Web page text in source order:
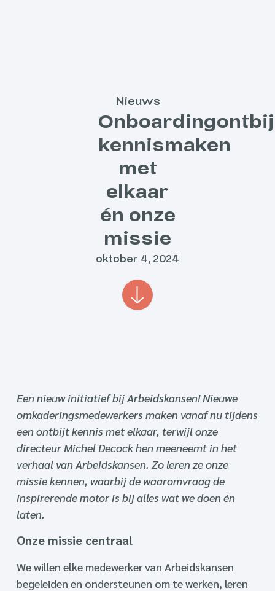
Nieuws
kennismaken
met
elkaar
én onze
missie
oktober 4, 2024
Een nieuw initiatief bij Arbeidskansen! Nieuwe
omkaderingsmedewerkers maken vanaf nu tijdens
een ontbijt kennis met elkaar, terwijl onze
directeur Michel Decock hen meeneemt in het
verhaal van Arbeidskansen. Zo leren ze onze
missie kennen, waarbij de waaromvraag de
inspirerende motor is bij alles wat we doen én
laten.
Onze missie centraal
We willen elke medewerker van Arbeidskansen
begeleiden en ondersteunen om te werken, leren